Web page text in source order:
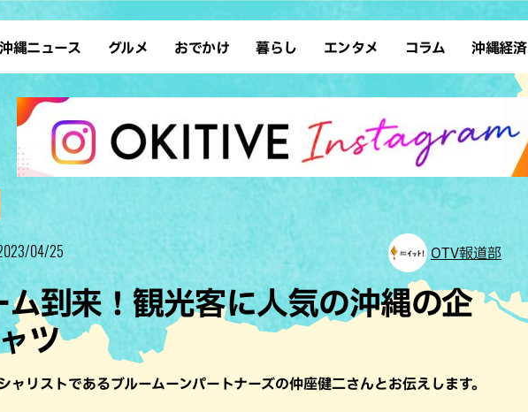
沖縄ニュース グルメ
ラーメン 沖縄そば
テイクアウト カフェ
すし・魚料理 和食・日本料理
フレンチ
ステーキ・焼肉 焼鳥・串料理
その他の肉料理 居酒屋・バー
ブッフェ・バイキング
おでかけ
デート ドライブ
散歩 ソロ活
体験
サウナ 公園
暮らし
レシピ SDGs
ファッション ローカルニュース
沖縄移住 沖縄旧暦行事
エンタメ
スポーツ 占い
タレント・芸人 テレビ
コラム 沖縄経済
04/25 OTV報道部
ム到来！観光客に人気の沖縄の企
ツ
リストであるブルームーンパートナーズの仲座健二さんとお伝えします。